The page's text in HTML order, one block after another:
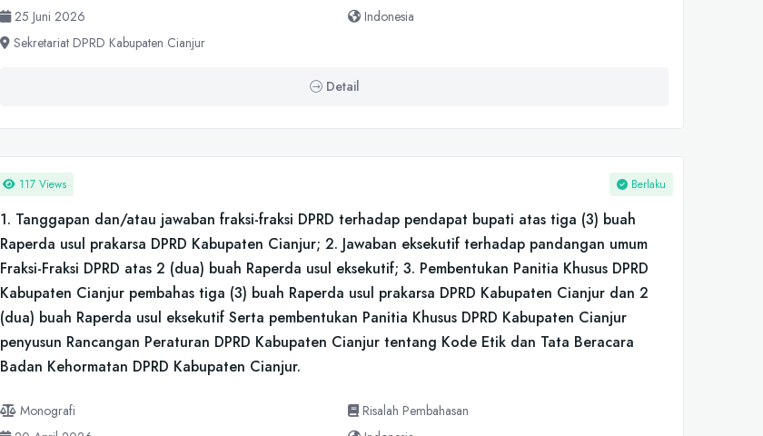
25 Juni 2026
Indonesia
Sekretariat DPRD Kabupaten Cianjur
Detail
117 Views Berlaku
1. Tanggapan dan/atau jawaban fraksi-fraksi DPRD terhadap pendapat bupati atas tiga (3) buah
Raperda usul prakarsa DPRD Kabupaten Cianjur; 2. Jawaban eksekutif terhadap pandangan umum
Fraksi-Fraksi DPRD atas 2 (dua) buah Raperda usul eksekutif; 3. Pembentukan Panitia Khusus DPRD
Kabupaten Cianjur pembahas tiga (3) buah Raperda usul prakarsa DPRD Kabupaten Cianjur dan 2
(dua) buah Raperda usul eksekutif Serta pembentukan Panitia Khusus DPRD Kabupaten Cianjur
penyusun Rancangan Peraturan DPRD Kabupaten Cianjur tentang Kode Etik dan Tata Beracara
Badan Kehormatan DPRD Kabupaten Cianjur.
Monografi
Risalah Pembahasan